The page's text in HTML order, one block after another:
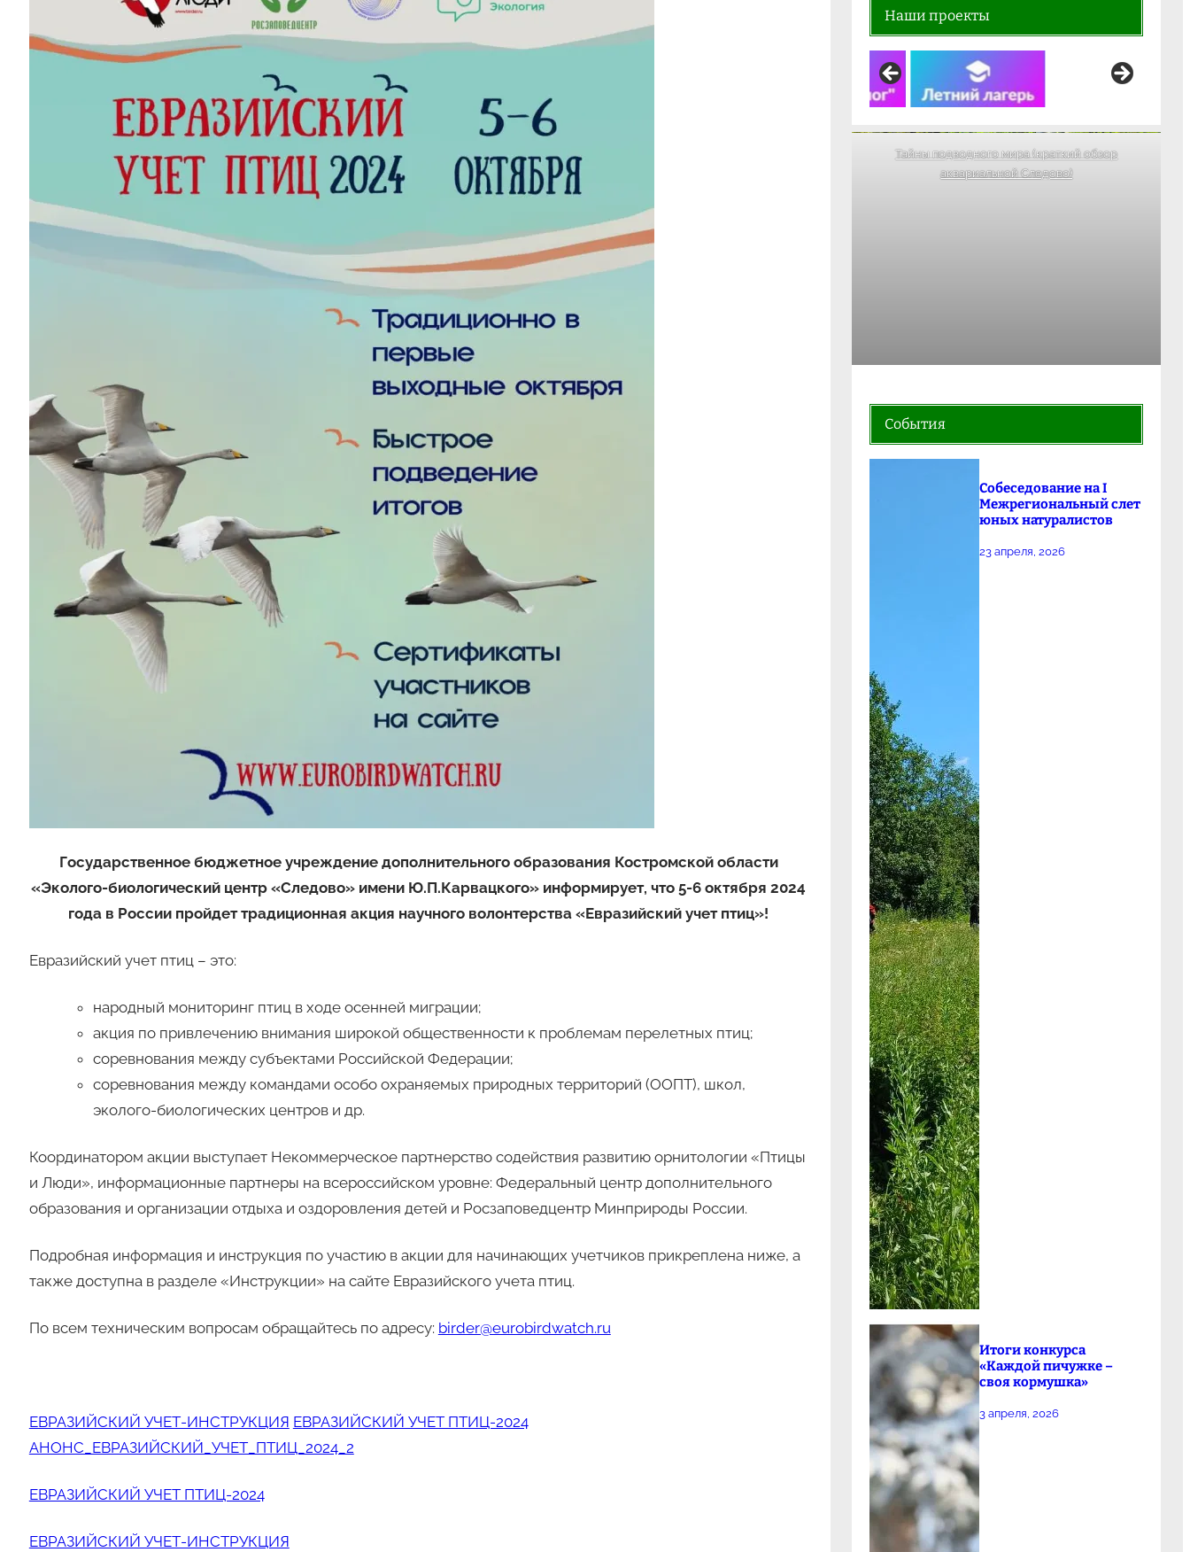
Государственное бюджетное учреждение дополнительного образования Костромской области
«Эколого-биологический центр «Следово» имени Ю.П.Карвацкого» информирует, что 5-6 октября 2024
года в России пройдет традиционная акция научного волонтерства «Евразийский учет птиц»!
Евразийский учет птиц – это:
народный мониторинг птиц в ходе осенней миграции;
акция по привлечению внимания широкой общественности к проблемам перелетных птиц;
соревнования между субъектами Российской Федерации;
соревнования между командами особо охраняемых природных территорий (ООПТ), школ,
эколого-биологических центров и др.
Координатором акции выступает Некоммерческое партнерство содействия развитию орнитологии «Птицы
и Люди», информационные партнеры на всероссийском уровне: Федеральный центр дополнительного
образования и организации отдыха и оздоровления детей и Росзаповедцентр Минприроды России.
Подробная информация и инструкция по участию в акции для начинающих учетчиков прикреплена ниже, а
также доступна в разделе «Инструкции» на сайте Евразийского учета птиц.
По всем техническим вопросам обращайтесь по адресу: birder@eurobirdwatch.ru
ЕВРАЗИЙСКИЙ УЧЕТ-ИНСТРУКЦИЯ ЕВРАЗИЙСКИЙ УЧЕТ ПТИЦ-2024
АНОНС_ЕВРАЗИЙСКИЙ_УЧЕТ_ПТИЦ_2024_2
ЕВРАЗИЙСКИЙ УЧЕТ ПТИЦ-2024
ЕВРАЗИЙСКИЙ УЧЕТ-ИНСТРУКЦИЯ
Наши проекты
Тайны подводного мира (краткий обзор
аквариальной Следово)
События
Собеседование на I
Межрегиональный слет
юных натуралистов
23 апреля, 2026
Итоги конкурса
«Каждой пичужке –
своя кормушка»
3 апреля, 2026